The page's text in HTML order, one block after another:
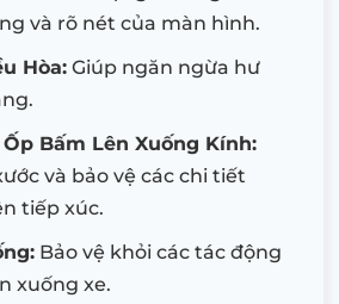
và rõ nét của màn hình.
Hòa: Giúp ngăn ngừa hư
Ốp Bấm Lên Xuống Kính:
và bảo vệ các chi tiết
tiếp xúc.
Bảo vệ khỏi các tác động
xuống xe.